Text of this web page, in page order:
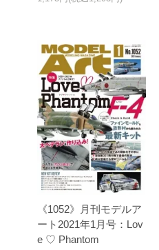
《1052》月刊モデルア
ート2021年1月号：Lov
e ♡ Phantom